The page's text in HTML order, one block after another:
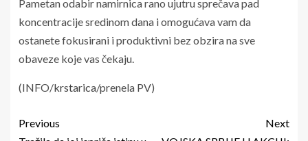
Pametan odabir namirnica rano ujutru sprečava pad
koncentracije sredinom dana i omogućava vam da
ostanete fokusirani i produktivni bez obzira na sve
obaveze koje vas čekaju.
(INFO/krstarica/prenela PV)
Previous
Next